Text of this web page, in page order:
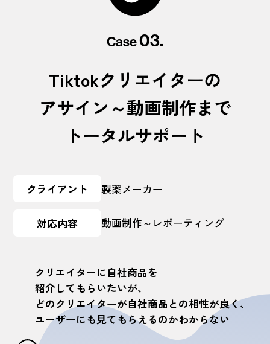
Case03.
Tiktokクリエイターの
アサイン～動画制作まで
トータルサポート
クライアント 製薬メーカー
対応内容 動画制作～レポーティング
クリエイターに自社商品を
紹介してもらいたいが、
どのクリエイターが自社商品との相性が良く、
ユーザーにも見てもらえるのかわからない